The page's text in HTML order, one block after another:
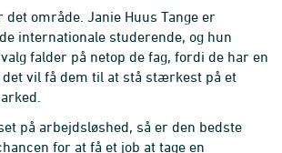
område. Janie Huus Tange er
internationale studerende, og hun
falder på netop de fag, fordi de har en
vil få dem til at stå stærkest på et
på arbejdsløshed, så er den bedste
for at få et job at tage en